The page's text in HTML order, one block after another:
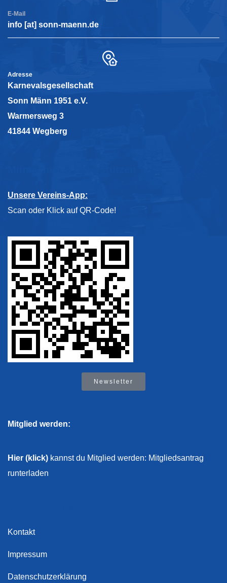
E-Mail
info [at] sonn-maenn.de
Adresse
Karnevalsgesellschaft
Sonn Männ 1951 e.V.
Warmersweg 3
41844 Wegberg
Unsere Vereins-App:
Scan oder Klick auf QR-Code!
Newsletter
Mitglied werden:
Hier (klick) kannst du Mitglied werden: Mitgliedsantrag
runterladen
Kontakt
Impressum
Datenschutzerklärung